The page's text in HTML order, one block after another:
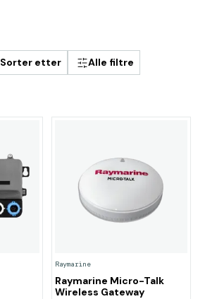
Sorter etter Alle filtre
Raymarine
Raymarine Micro-Talk
Wireless Gateway